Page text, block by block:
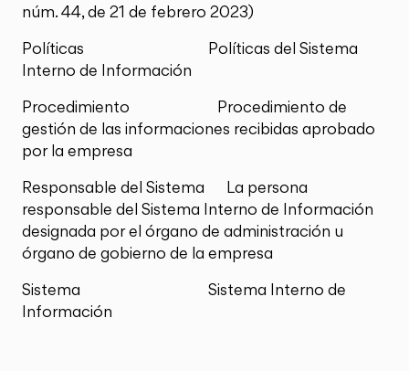
núm. 44, de 21 de febrero 2023)
Políticas Políticas del Sistema
Interno de Información
Procedimiento Procedimiento de
gestión de las informaciones recibidas aprobado
por la empresa
Responsable del Sistema La persona
responsable del Sistema Interno de Información
designada por el órgano de administración u
órgano de gobierno de la empresa
Sistema Sistema Interno de
Información